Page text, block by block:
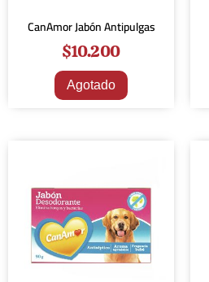
CanAmor Jabón Antipulgas
$10.200
Agotado